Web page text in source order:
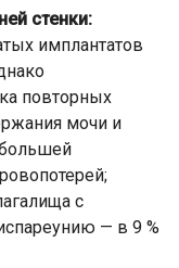
стенки:
имплантатов
повторных
мочи и
большей
с
— в 9 %